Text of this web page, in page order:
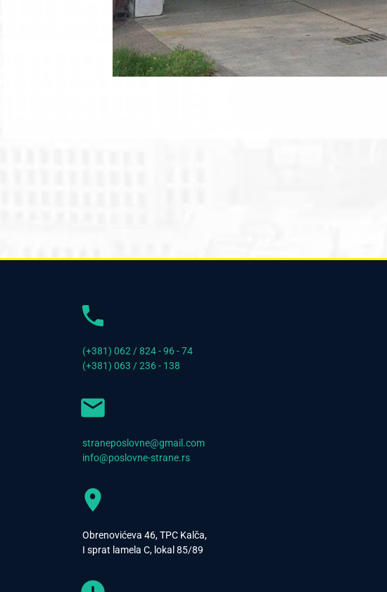
(+381) 062 / 824 - 96 - 74
(+381) 063 / 236 - 138
straneposlovne@gmail.com
info@poslovne-strane.rs
Obrenovićeva 46, TPC Kalča,
I sprat lamela C, lokal 85/89